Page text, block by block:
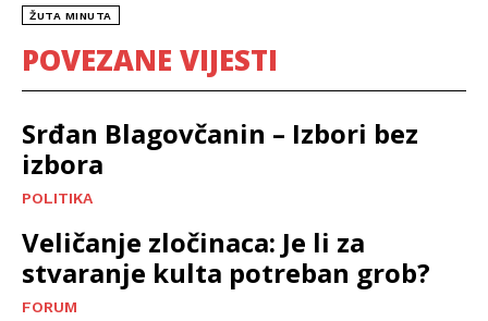
ŽUTA MINUTA
POVEZANE VIJESTI
Srđan Blagovčanin – Izbori bez
izbora
POLITIKA
Veličanje zločinaca: Je li za
stvaranje kulta potreban grob?
FORUM